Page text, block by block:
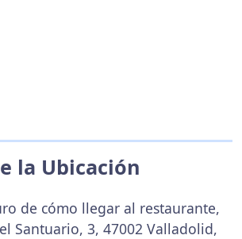
la Ubicación
de cómo llegar al restaurante,
Santuario, 3, 47002 Valladolid,